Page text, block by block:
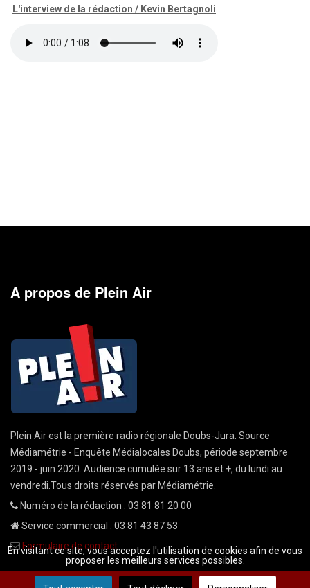
L'interview de la rédaction / Kevin Bertagnoli
A propos de Plein Air
Plein Air est la première radio régionale Doubs-Jura. Source
Médiamétrie - Enquête Médialocales Doubs, période septembre
2019 - juin 2020. Audience cumulée sur 13 ans et +, du lundi au
vendredi.Tous droits réservés par Médiamétrie.
Numéro de la rédaction : 03 81 81 20 00
Service commercial : 03 81 43 87 53
Formulaire de contact
En visitant ce site, vous acceptez l'utilisation de cookies afin de vous
proposer les meilleurs services possibles.